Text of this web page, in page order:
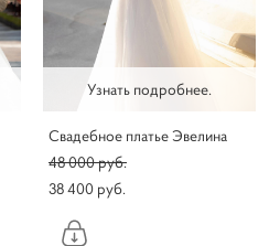
Узнать подробнее.
Свадебное платье Эвелина
48 000 pуб.
38 400 pуб.